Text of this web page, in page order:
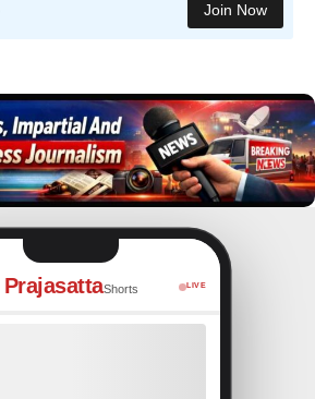
Join Now
PrajasattaShorts LIVE